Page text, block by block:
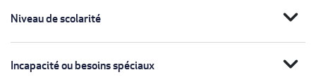
Niveau de scolarité expand_more
Incapacité ou besoins spéciaux expand_more